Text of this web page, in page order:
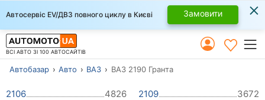
Автосервіс EV/ДВЗ повного циклу в Києві Замовити ×
ВСІ АВТО ЗІ 100 АВТОСАЙТІВ
Автобазар Авто ВАЗ ВАЗ 2190 Гранта
2106 4826 2109
3672